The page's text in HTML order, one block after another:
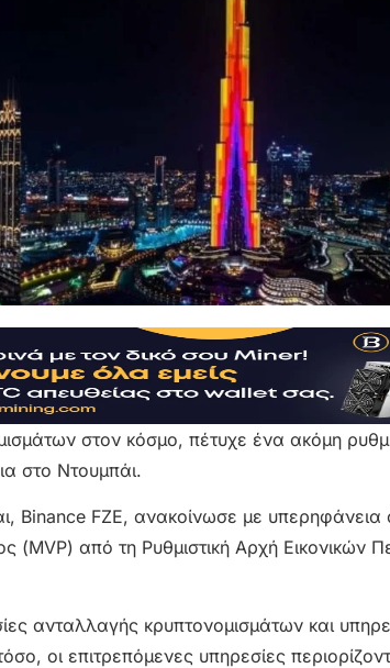
στον κόσμο, πέτυχε ένα ακόμη
στο Ντουμπάι.
Binance FZE, ανακοίνωσε με υπερηφάνεια
(MVP) από τη Ρυθμιστική Αρχή Εικονικών
ανταλλαγής κρυπτονομισμάτων και
οι επιτρεπόμενες υπηρεσίες